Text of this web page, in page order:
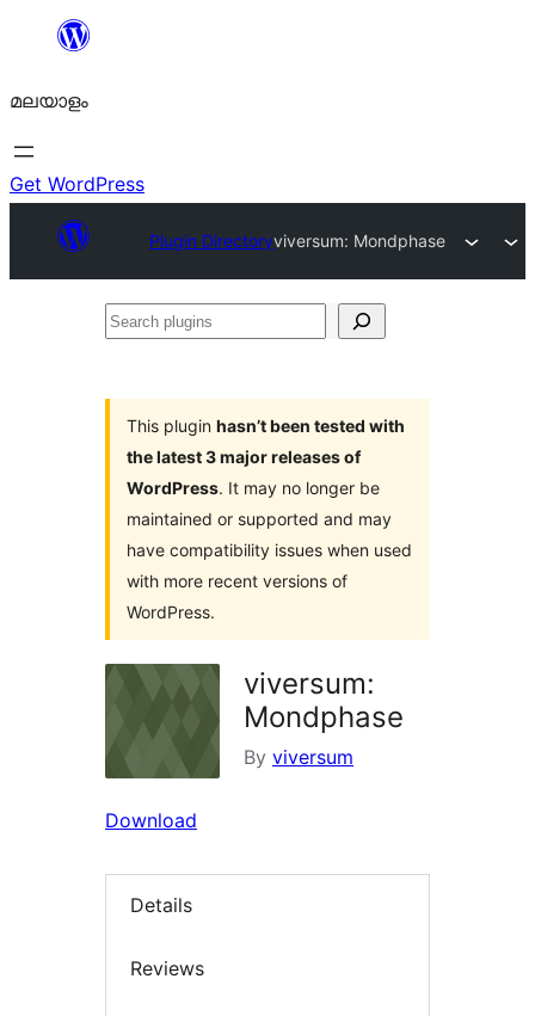
ഉള്ളടക്കത്തിലേക്ക്
മലയാളം
Get WordPress
Plugin Directoryviversum: Mondphase
Search
This plugin hasn’t been tested with
the latest 3 major releases of
WordPress. It may no longer be
maintained or supported and may
have compatibility issues when used
with more recent versions of
WordPress.
viversum:
Mondphase
By viversum
Download
Details
Reviews